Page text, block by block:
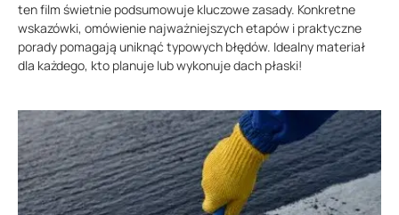
ten film świetnie podsumowuje kluczowe zasady. Konkretne
wskazówki, omówienie najważniejszych etapów i praktyczne
porady pomagają uniknąć typowych błędów. Idealny materiał
dla każdego, kto planuje lub wykonuje dach płaski!